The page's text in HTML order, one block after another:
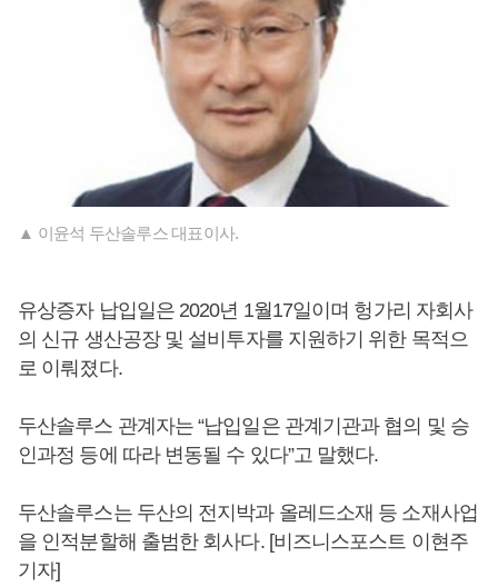
▲ 이윤석 두산솔루스 대표이사.
유상증자 납입일은 2020년 1월17일이며 헝가리 자회사
의 신규 생산공장 및 설비투자를 지원하기 위한 목적으
로 이뤄졌다.
두산솔루스 관계자는 “납입일은 관계기관과 협의 및 승
인과정 등에 따라 변동될 수 있다”고 말했다.
두산솔루스는 두산의 전지박과 올레드소재 등 소재사업
을 인적분할해 출범한 회사다. [비즈니스포스트 이현주
기자]